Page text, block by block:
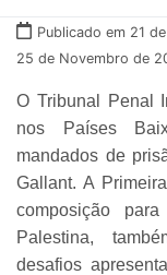
Publicado em 21
25 de Novembro de
O Tribunal Penal
nos Países
mandados de
Gallant. A
composição
Palestina,
desafios